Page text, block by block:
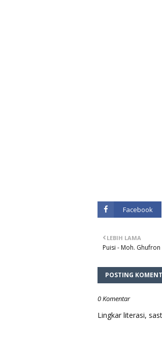
Facebook
LEBIH LAMA
Puisi - Moh.
POSTING
0 Komentar
Lingkar literasi,